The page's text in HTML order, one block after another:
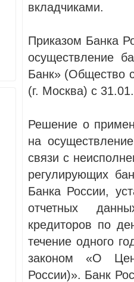
вкладчиками.
Приказом Банка
осуществление
Банк» (Общество
(г. Москва) с
Решение о
на
связи с
регулирующих
Банка России,
отчетных
кредиторов по
течение одного
законом «О
России)». Банк